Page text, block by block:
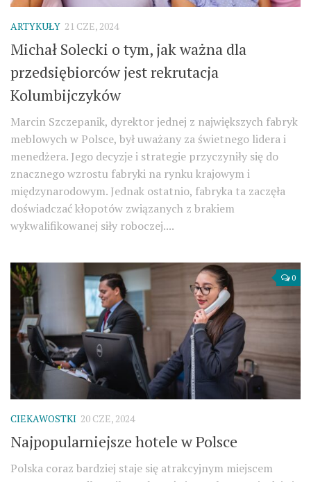
ARTYKUŁY 21 CZE, 2024
Michał Solecki o tym, jak ważna dla
przedsiębiorców jest rekrutacja
Kolumbijczyków
Marcin Szczepanik, dyrektor jednej z największych fabryk
meblowych w Polsce, był uważany za świetnego lidera i
menedżera. Jego decyzje i strategie przyczyniły się do
znacznego wzrostu fabryki na rynku krajowym i
międzynarodowym. Jednak ostatnio, fabryka ta zaczęła
doświadczać kłopotów związanych z brakiem
wykwalifikowanej siły roboczej....
0
CIEKAWOSTKI 20 CZE, 2024
Najpopularniejsze hotele w Polsce
Polska coraz bardziej staje się atrakcyjnym miejscem